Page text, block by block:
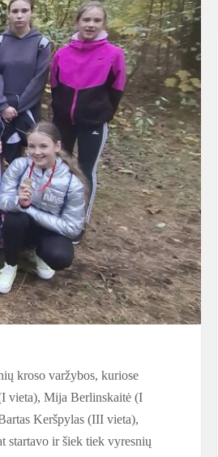
kroso varžybos, kuriose
vieta), Mija Berlinskaitė (I
Keršpylas (III vieta),
startavo ir šiek tiek vyresnių